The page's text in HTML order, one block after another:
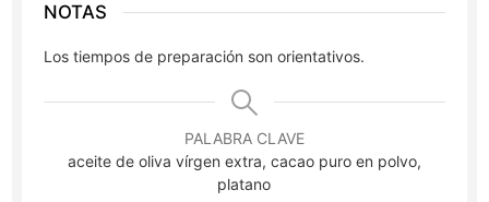
NOTAS
Los tiempos de preparación son orientativos.
PALABRA CLAVE
aceite de oliva vírgen extra, cacao puro en polvo,
platano